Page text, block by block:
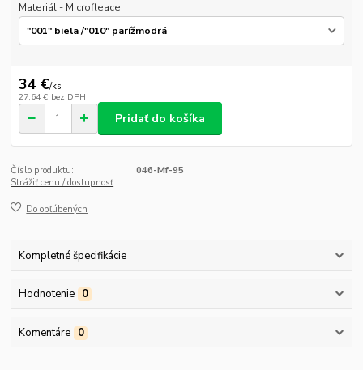
Materiál - Microfleace
34 €/ks
27,64 € bez DPH
Pridať do košíka
Číslo produktu:
046-Mf-95
Strážiť cenu / dostupnosť
Do obľúbených
Kompletné špecifikácie
Hodnotenie 0
Komentáre 0